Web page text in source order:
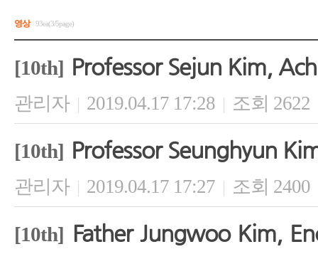
영상 93ea(3/5page)
[10th] Professor Sejun Kim,
관리자 | 2019.04.17 17:28 | 조회 2622
[10th] Professor Seunghyun
관리자 | 2019.04.17 17:27 | 조회 2400
[10th] Father Jungwoo Kim,